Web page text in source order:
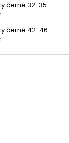
černé 32-35
černé 42-46